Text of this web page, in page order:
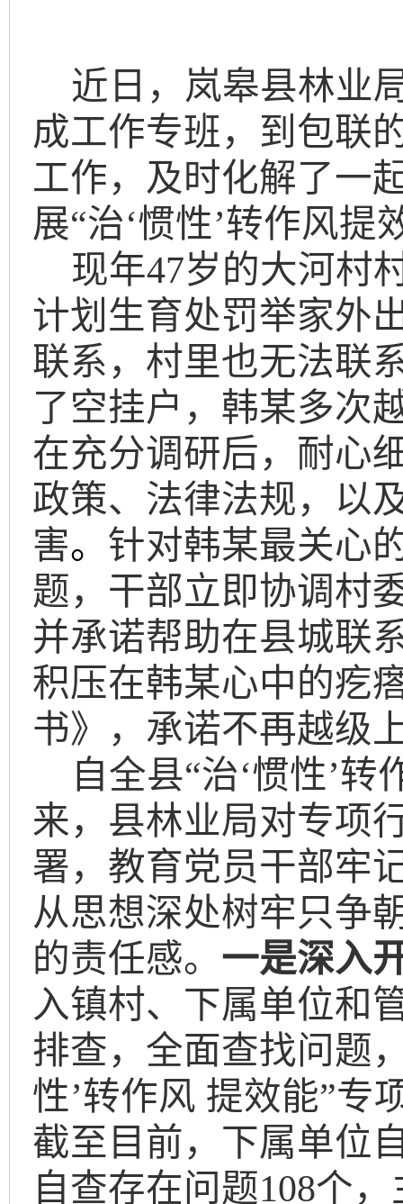
近 日， 岚皋县林业
成工作专班， 到包联
工作，及时化解了一
展“治‘惯性’转作风提
现年47岁的大河村
计划生育处罚举家外
联系，村里也无法联
了空挂户，韩某多次
在充分调研后，耐心
政策、法律法规，以
害。 针对韩某最关心
题，干部立即协调村
并承诺帮助在县城联
积压在韩某心中的疙
书》，承诺不再越级
自全县“治‘惯性’转
来，县林业局对专项
署，教育党员干部牢
从思想深处树牢只争
的责任感。 一是深入
入镇村、下属单位和
排查，全面查找问题
性’转作风 提效能”专
截至目前，下属单位
自查存在问题108个